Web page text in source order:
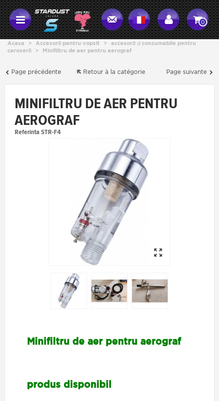
0
Acasa > Accesorii pentru vopsit >
accesorii și consumabile pentru
caroserii
> Minifiltru de aer pentru aerograf
Page précédente Page suivante
Retour à la catégorie
MINIFILTRU DE AER PENTRU
AEROGRAF
Referinta STR-F4
Minifiltru de aer pentru aerograf
produs disponibil